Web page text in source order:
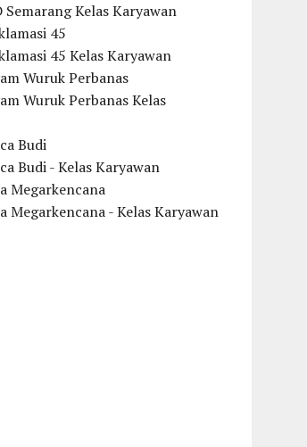
Semarang Kelas Karyawan
45
45 Kelas Karyawan
Wuruk Perbanas
Wuruk Perbanas Kelas
Budi
Budi - Kelas Karyawan
Megarkencana
Megarkencana - Kelas Karyawan